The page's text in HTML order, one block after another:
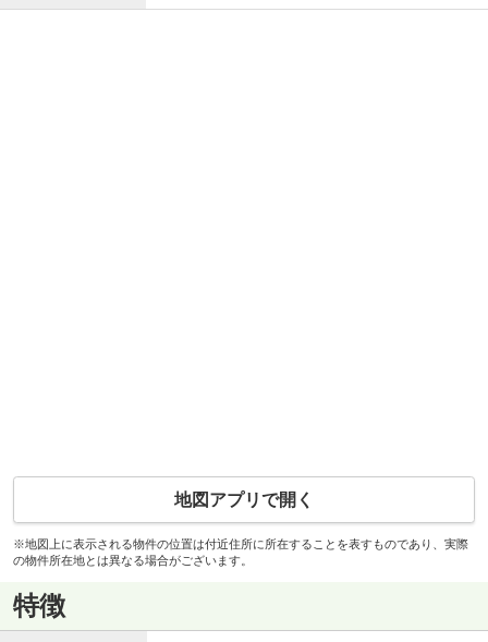
地図アプリで開く
※地図上に表示される物件の位置は付近住所に所在することを表すものであり、実際
の物件所在地とは異なる場合がございます。
特徴